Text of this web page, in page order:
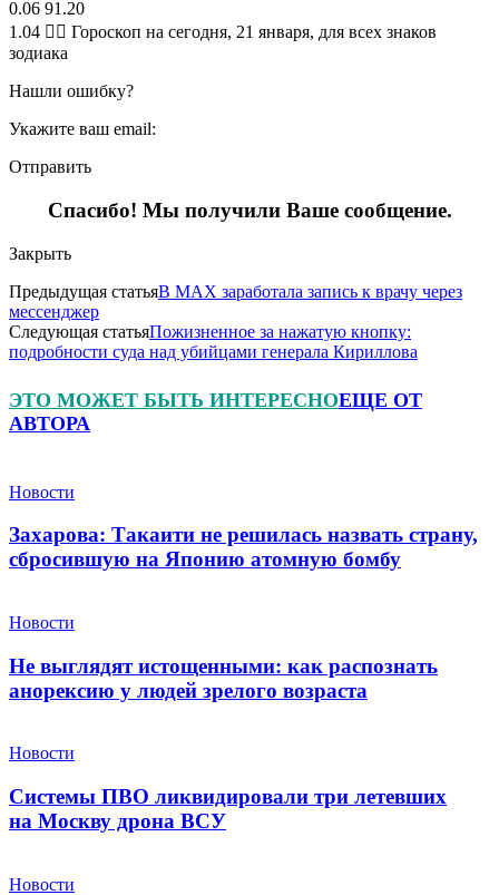
0.06 91.20
1.04 🧙‍♀ Гороскоп на сегодня, 21 января, для всех знаков
зодиака
Нашли ошибку?
Укажите ваш email:
Отправить
Спасибо! Мы получили Ваше сообщение.
Закрыть
Предыдущая статьяВ MAX заработала запись к врачу через
мессенджер
Следующая статьяПожизненное за нажатую кнопку:
подробности суда над убийцами генерала Кириллова
ЭТО МОЖЕТ БЫТЬ ИНТЕРЕСНОЕЩЕ ОТ
АВТОРА
Новости
Захарова: Такаити не решилась назвать страну,
сбросившую на Японию атомную бомбу
Новости
Не выглядят истощенными: как распознать
анорексию у людей зрелого возраста
Новости
Системы ПВО ликвидировали три летевших
на Москву дрона ВСУ
Новости